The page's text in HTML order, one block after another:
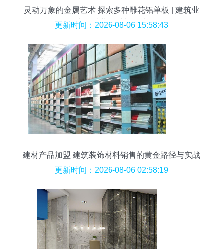
灵动万象的金属艺术 探索多种雕花铝单板 | 建筑业
高品质装饰材料首选
更新时间：2026-08-06 15:58:43
建材产品加盟 建筑装饰材料销售的黄金路径与实战
策略
更新时间：2026-08-06 02:58:19